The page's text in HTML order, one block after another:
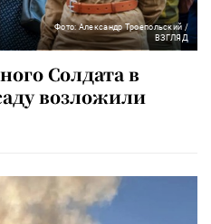
Фото: Александр Троепольский /
ВЗГЛЯД
Солдата в
возложили